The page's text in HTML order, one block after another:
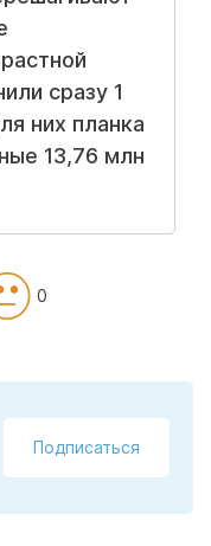
сразу 1
них планка
13,76 млн
0
Подписаться